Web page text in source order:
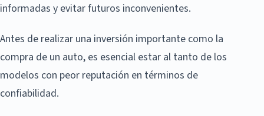
informadas y evitar futuros inconvenientes.
Antes de realizar una inversión importante como la
compra de un auto, es esencial estar al tanto de los
modelos con peor reputación en términos de
confiabilidad.